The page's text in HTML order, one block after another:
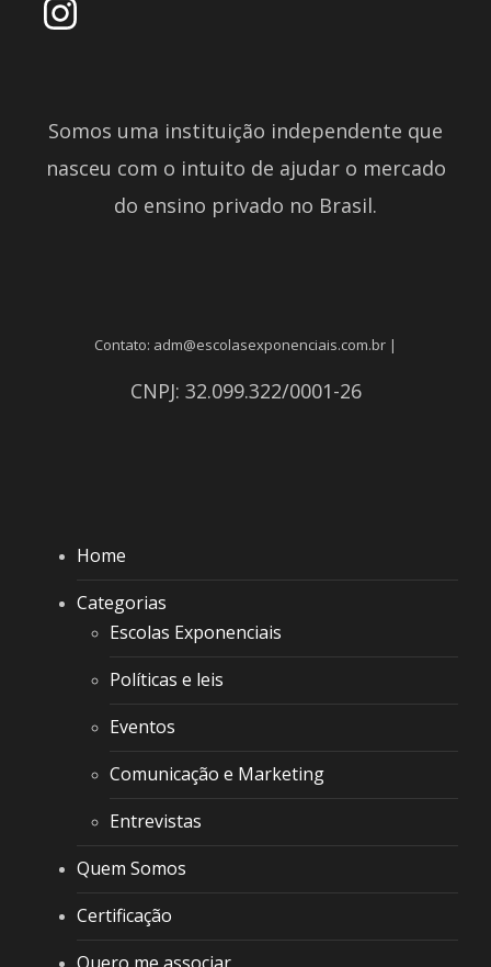
Somos uma instituição independente que
nasceu com o intuito de ajudar o mercado
do ensino privado no Brasil.
Contato: adm@escolasexponenciais.com.br |
CNPJ: 32.099.322/0001-26
Home
Categorias
Escolas Exponenciais
Políticas e leis
Eventos
Comunicação e Marketing
Entrevistas
Quem Somos
Certificação